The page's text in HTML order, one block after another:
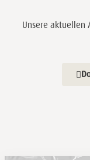
Unsere aktuellen